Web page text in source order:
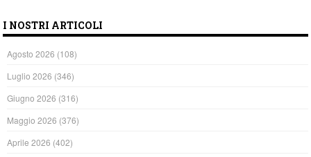
I NOSTRI ARTICOLI
Agosto 2026 (108)
Luglio 2026 (346)
Giugno 2026 (316)
Maggio 2026 (376)
Aprile 2026 (402)